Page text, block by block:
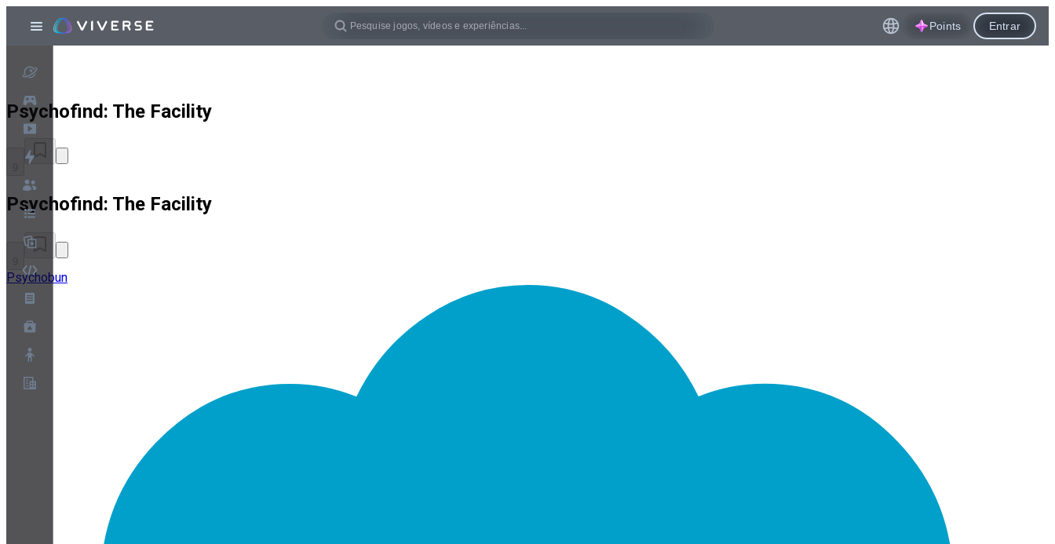
Configurações de Cookies
Whitepaper de segurança e privacidade
Points Entrar
Psychofind: The Facility
Psychofind: The Facility
Psychobun